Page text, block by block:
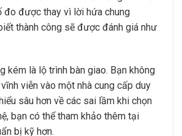
đo được thay vì lời hứa chung
thành công sẽ được đánh giá như
kém là lộ trình bàn giao. Bạn không
viễn vào một nhà cung cấp duy
sâu hơn về các sai lầm khi chọn
bạn có thể tham khảo thêm tại
bị kỹ hơn.